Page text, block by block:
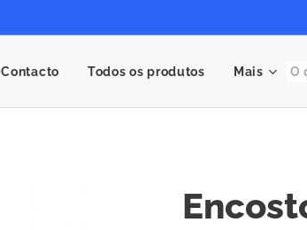
Contacto Todos os produtos Mais